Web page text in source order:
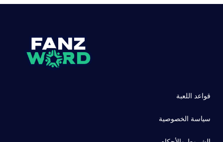
قواعد اللعبة
سياسة الخصوصية